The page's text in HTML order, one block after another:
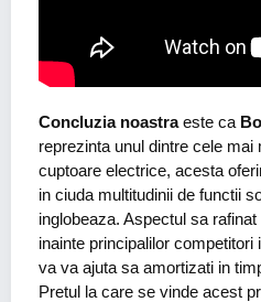
Concluzia noastraeste ca
reprezinta unul dintre cele mai
cuptoare electrice, acesta
in ciuda multitudinii de functii
inglobeaza. Aspectul sa
inainte principalilor
va va ajuta sa amortizati in
Pretul la care se vinde acest